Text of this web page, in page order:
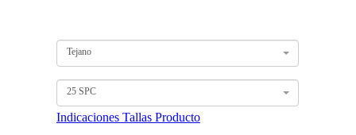
Tejano
25 SPC
Indicaciones Tallas Producto